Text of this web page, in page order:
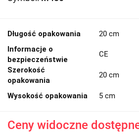
Długość opakowania
20 cm
Informacje o
bezpieczeństwie
CE
Szerokość
opakowania
20 cm
Wysokość opakowania 5 cm
Ceny widoczne